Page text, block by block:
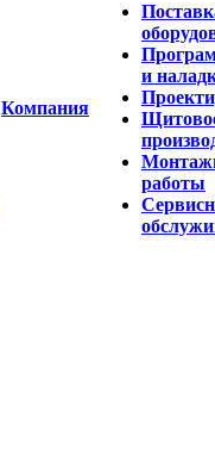
Компания
и
работы